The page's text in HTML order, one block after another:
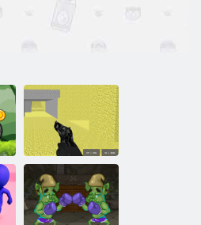
Multiplayer von
Pixel Combat